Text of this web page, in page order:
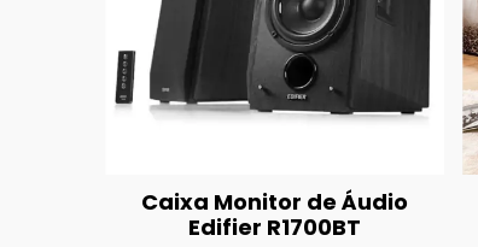
Caixa Monitor de Áudio
Edifier R1700BT